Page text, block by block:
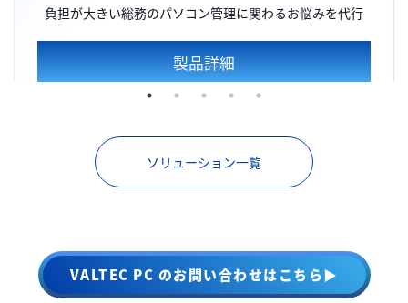
負担が大きい総務のパソコン管理に関わるお悩みを代行
製品詳細
ソリューション一覧
VALTEC PC のお問い合わせはこちら▶